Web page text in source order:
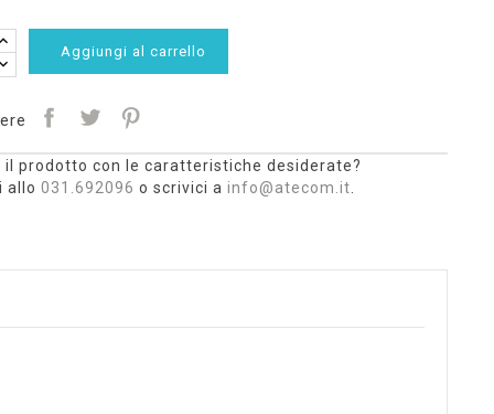
Aggiungi al carrello
il prodotto con le caratteristiche desiderate?
allo 031.692096 o scrivici a info@atecom.it